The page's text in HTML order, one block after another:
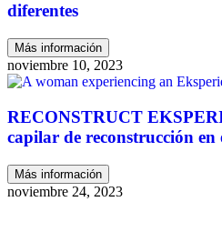
diferentes
Más información
noviembre 10, 2023
RECONSTRUCT
capilar de reconstrucción en
Más información
noviembre 24, 2023